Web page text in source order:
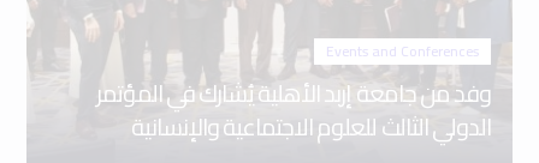
Events and Conferences
وفد من جامعة إربد الأهلية يُشارك في المؤتمر
الدولي الثالث للعلوم الاجتماعية والإنسانية